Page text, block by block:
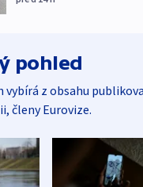
pohled
vybírá z obsahu
členy Eurovize.